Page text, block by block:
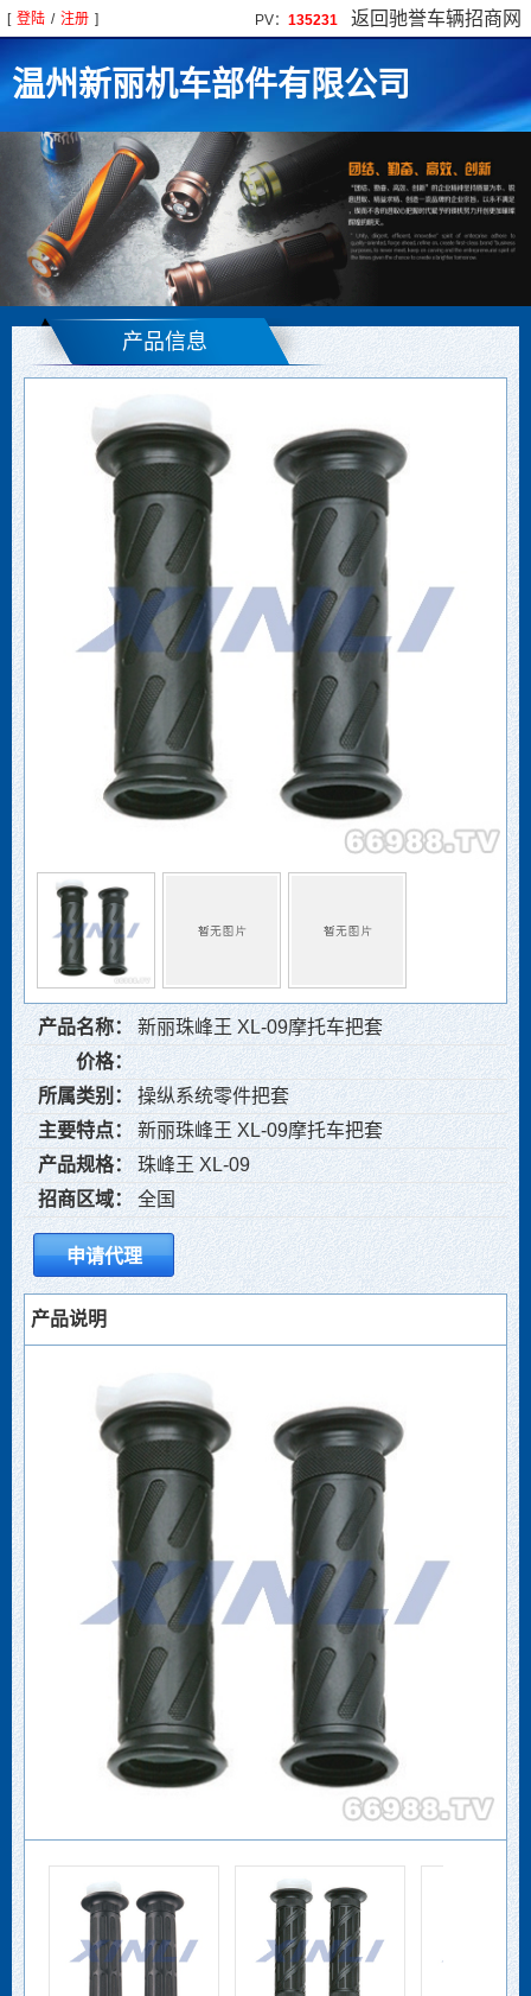
PV： 135231 返回驰誉车辆招商网
[ 登陆 / 注册 ]
温州新丽机车部件有限公司
产品信息
产品名称：
新丽珠峰王 XL-09摩托车把套
价格：
所属类别：
操纵系统零件把套
主要特点：
新丽珠峰王 XL-09摩托车把套
产品规格：
珠峰王 XL-09
招商区域： 全国
产品说明